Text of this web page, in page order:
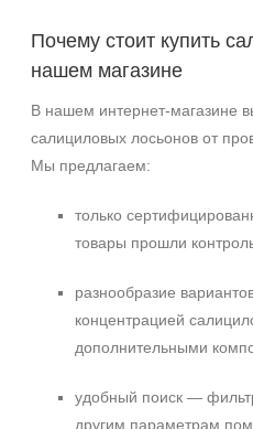
Почему стоит купить
нашем магазине
В нашем интернет-магазине
салициловых лосьонов от
Мы предлагаем:
только
товары прошли
разнообразие
концентрацией
дополнительными
удобный поиск —
другим параметрам